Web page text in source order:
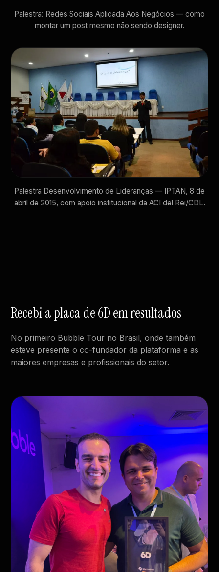
Palestra: Redes Sociais Aplicada Aos Negócios — como
montar um post mesmo não sendo designer.
Palestra Desenvolvimento de Lideranças — IPTAN, 8 de
abril de 2015, com apoio institucional da ACI del Rei/CDL.
Recebi a placa de 6D em resultados
No primeiro Bubble Tour no Brasil, onde também
esteve presente o co-fundador da plataforma e as
maiores empresas e profissionais do setor.